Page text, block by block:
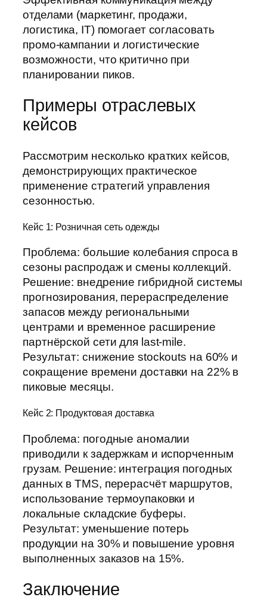
отделами (маркетинг, продажи,
логистика, IT) помогает согласовать
промо-кампании и логистические
возможности, что критично при
планировании пиков.
Примеры отраслевых
кейсов
Рассмотрим несколько кратких кейсов,
демонстрирующих практическое
применение стратегий управления
сезонностью.
Кейс 1: Розничная сеть одежды
Проблема: большие колебания спроса в
сезоны распродаж и смены коллекций.
Решение: внедрение гибридной системы
прогнозирования, перераспределение
запасов между региональными
центрами и временное расширение
партнёрской сети для last-mile.
Результат: снижение stockouts на 60% и
сокращение времени доставки на 22% в
пиковые месяцы.
Кейс 2: Продуктовая доставка
Проблема: погодные аномалии
приводили к задержкам и испорченным
грузам. Решение: интеграция погодных
данных в TMS, перерасчёт маршрутов,
использование термоупаковки и
локальные складские буферы.
Результат: уменьшение потерь
продукции на 30% и повышение уровня
выполненных заказов на 15%.
Заключение